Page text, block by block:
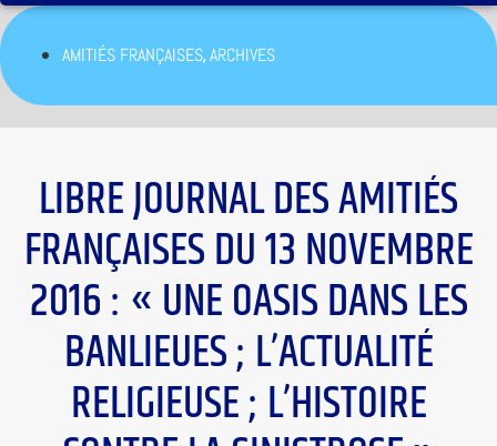
AMITIÉS FRANÇAISES,ARCHIVES
LIBRE JOURNAL DES AMITIÉS
FRANÇAISES DU 13 NOVEMBRE
2016 : « UNE OASIS DANS LES
BANLIEUES ; L’ACTUALITÉ
RELIGIEUSE ; L’HISTOIRE